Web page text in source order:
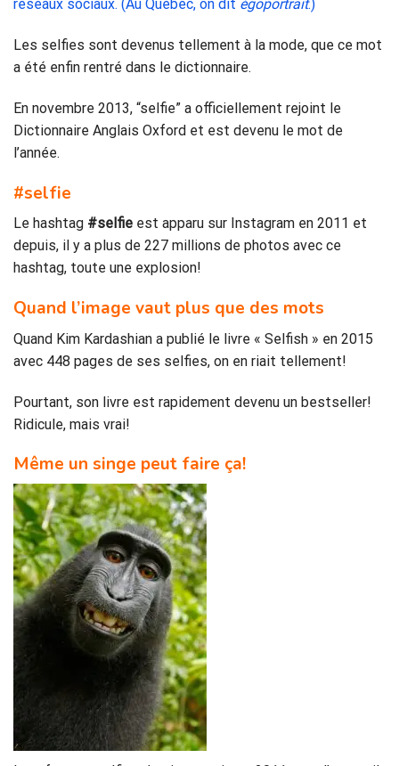
réseaux sociaux. (Au Québec, on dit égoportrait.)
Les selfies sont devenus tellement à la mode, que ce mot
a été enfin rentré dans le dictionnaire.
En novembre 2013, “selfie” a officiellement rejoint le
Dictionnaire Anglais Oxford et est devenu le mot de
l’année.
#selfie
Le hashtag #selfie est apparu sur Instagram en 2011 et
depuis, il y a plus de 227 millions de photos avec ce
hashtag, toute une explosion!
Quand l’image vaut plus que des mots
Quand Kim Kardashian a publié le livre « Selfish » en 2015
avec 448 pages de ses selfies, on en riait tellement!
Pourtant, son livre est rapidement devenu un bestseller!
Ridicule, mais vrai!
Même un singe peut faire ça!